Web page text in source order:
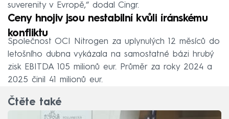
suverenity v Evropě,“ dodal Cingr.
Ceny hnojiv jsou nestabilní kvůli íránskému
konfliktu
Společnost OCI Nitrogen za uplynulých 12 měsíců do
letošního dubna vykázala na samostatné bázi hrubý
zisk EBITDA 105 milionů eur. Průměr za roky 2024 a
2025 činil 41 milionů eur.
Čtěte také